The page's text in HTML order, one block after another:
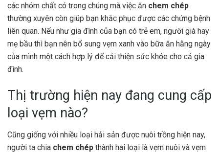
các nhóm chất có trong chúng mà việc ăn chem chép
thường xuyên còn giúp bạn khắc phục được các chứng bệnh
liên quan. Nếu như gia đình của bạn có trẻ em, người già hay
mẹ bầu thì bạn nên bổ sung vẹm xanh vào bữa ăn hằng ngày
của mình một cách hợp lý để cải thiện sức khỏe cho cả gia
đình.
Thị trường hiện nay đang cung cấp
loại vẹm nào?
Cũng giống với nhiều loại hải sản được nuôi trồng hiện nay,
người ta chia chem chép thành hai loại là vẹm nuôi và vẹm